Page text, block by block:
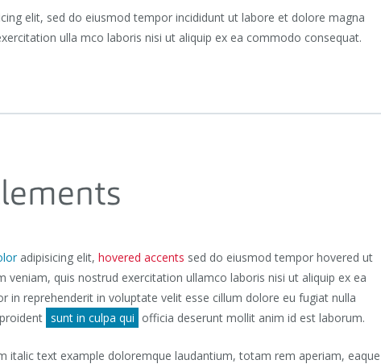
elit, sed do eiusmod tempor incididunt ut labore et dolore magna
ulla mco laboris nisi ut aliquip ex ea commodo consequat.
adipisicing elit, hovered accents sed do eiusmod tempor hovered ut
quis nostrud exercitation ullamco laboris nisi ut aliquip ex ea
in reprehenderit in voluptate velit esse cillum dolore eu fugiat nulla
sunt in culpa qui officia deserunt mollit anim id est laborum.
italic text example doloremque laudantium, totam rem aperiam, eaque